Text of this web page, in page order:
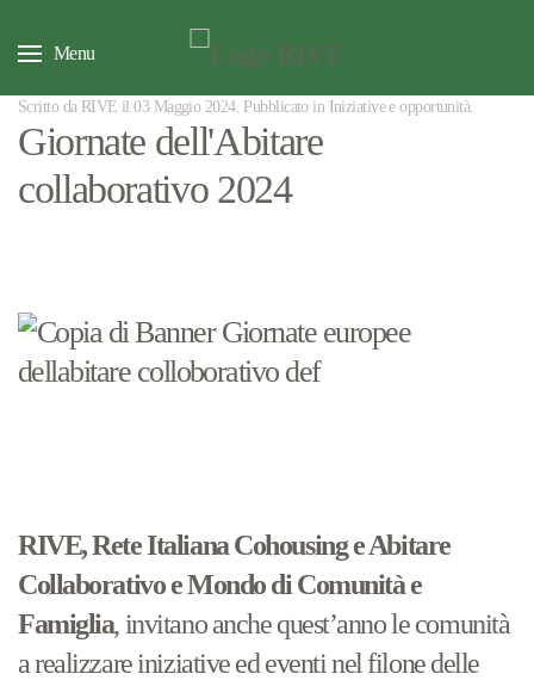
Menu
Scritto da RIVE il03 Maggio 2024. Pubblicato in Iniziative e opportunità.
Giornate dell'Abitare
collaborativo 2024
RIVE, Rete Italiana Cohousing e Abitare
Collaborativo e Mondo di Comunità e
Famiglia, invitano anche quest’anno le comunità
a realizzare iniziative ed eventi nel filone delle